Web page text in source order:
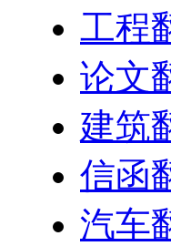
工程
论文
建筑
信函
汽车